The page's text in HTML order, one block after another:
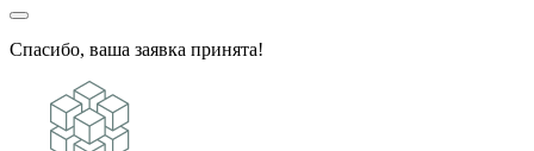
Спасибо, ваша заявка принята!